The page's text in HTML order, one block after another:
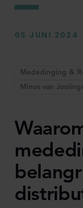
05 JUNI 2024
Mededinging &
Minos van